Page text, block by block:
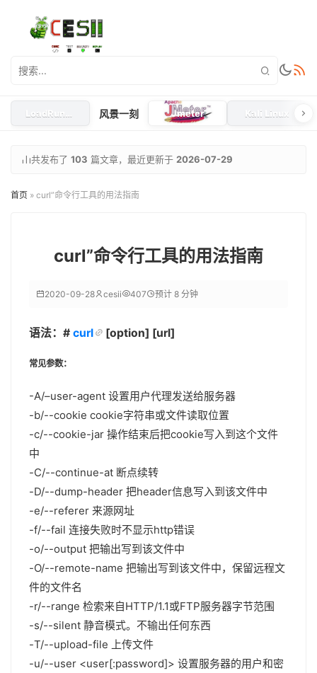
风景一刻 Jmeter Kali Linux
共发布了 103 篇文章，最近更新于 2026-07-29
首页 » curl”命令行工具的用法指南
curl”命令行工具的用法指南
2020-09-28 cesii 407 预计 8 分钟
语法：# curl [option] [url]
常见参数：
-A/–user-agent 设置用户代理发送给服务器
-b/--cookie cookie字符串或文件读取位置
-c/--cookie-jar 操作结束后把cookie写入到这个文件
中
-C/--continue-at 断点续转
-D/--dump-header 把header信息写入到该文件中
-e/--referer 来源网址
-f/--fail 连接失败时不显示http错误
-o/--output 把输出写到该文件中
-O/--remote-name 把输出写到该文件中，保留远程文
件的文件名
-r/--range 检索来自HTTP/1.1或FTP服务器字节范围
-s/--silent 静音模式。不输出任何东西
-T/--upload-file 上传文件
-u/--user <user[:password]> 设置服务器的用户和密